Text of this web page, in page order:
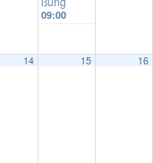
09:00
14 15 16